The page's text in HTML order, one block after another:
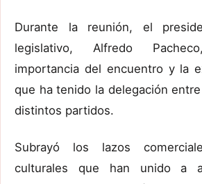
Durante la reunión, el
legislativo, Alfredo
importancia del encuentro y la
que ha tenido la delegación
distintos partidos.
Subrayó los lazos
culturales que han unido a